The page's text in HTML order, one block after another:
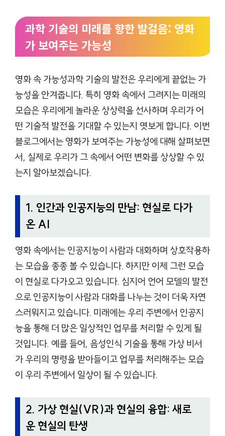
과학 기술의 미래를 향한 발걸음: 영화
가 보여주는 가능성
영화 속 가능성과학 기술의 발전은 우리에게 끝없는 가
능성을 안겨줍니다. 특히 영화 속에서 그려지는 미래의
모습은 우리에게 놀라운 상상력을 선사하며 우리가 어
떤 기술적 발전을 기대할 수 있는지 엿보게 합니다. 이번
블로그에서는 영화가 보여주는 가능성에 대해 살펴보면
서, 실제로 우리가 그 속에서 어떤 변화를 상상할 수 있
는지 알아보겠습니다.
1. 인간과 인공지능의 만남: 현실로 다가
온 AI
영화 속에서는 인공지능이 사람과 대화하며 상호작용하
는 모습을 종종 볼 수 있습니다. 하지만 이제 그런 모습
이 현실로 다가오고 있습니다. 심지어 언어 모델의 발전
으로 인공지능이 사람과 대화를 나누는 것이 더욱 자연
스러워지고 있습니다. 미래에는 우리 주변에서 인공지
능을 통해 더 많은 일상적인 업무를 처리할 수 있게 될
것입니다. 예를 들어, 음성인식 기술을 통해 가상 비서
가 우리의 명령을 받아들이고 업무를 처리해주는 모습
이 우리 주변에서 일상이 될 수 있습니다.
2. 가상 현실(VR)과 현실의 융합: 새로
운 현실의 탄생